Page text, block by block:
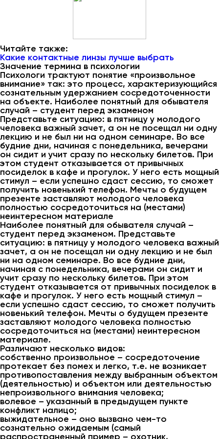
Читайте также:
Какие контактные линзы лучше выбрать
Значение термина в психологии
Психологи трактуют понятие «произвольное
внимание» так: это процесс, характеризующийся
сознательным удержанием сосредоточенности
на объекте. Наиболее понятный для обывателя
случай – студент перед экзаменом
Представьте ситуацию: в пятницу у молодого
человека важный зачет, а он не посещал ни одну
лекцию и не был ни на одном семинаре. Во все
будние дни, начиная с понедельника, вечерами
он сидит и учит сразу по нескольку билетов. При
этом студент отказывается от привычных
посиделок в кафе и прогулок. У него есть мощный
стимул – если успешно сдаст сессию, то сможет
получить новенький телефон. Мечты о будущем
презенте заставляют молодого человека
полностью сосредоточиться на (местами)
неинтересном материале
Наиболее понятный для обывателя случай –
студент перед экзаменом. Представьте
ситуацию: в пятницу у молодого человека важный
зачет, а он не посещал ни одну лекцию и не был
ни на одном семинаре. Во все будние дни,
начиная с понедельника, вечерами он сидит и
учит сразу по нескольку билетов. При этом
студент отказывается от привычных посиделок в
кафе и прогулок. У него есть мощный стимул –
если успешно сдаст сессию, то сможет получить
новенький телефон. Мечты о будущем презенте
заставляют молодого человека полностью
сосредоточиться на (местами) неинтересном
материале.
Различают несколько видов:
собственно произвольное – сосредоточение
протекает без помех и легко, т.е. не возникает
противопоставления между выбранным объектом
(деятельностью) и объектом или деятельностью
непроизвольного внимания человека;
волевое – указанный в предыдущем пункте
конфликт налицо;
выжидательное – оно вызвано чем-то
сознательно ожидаемым (самый
распространенный пример – охотник,